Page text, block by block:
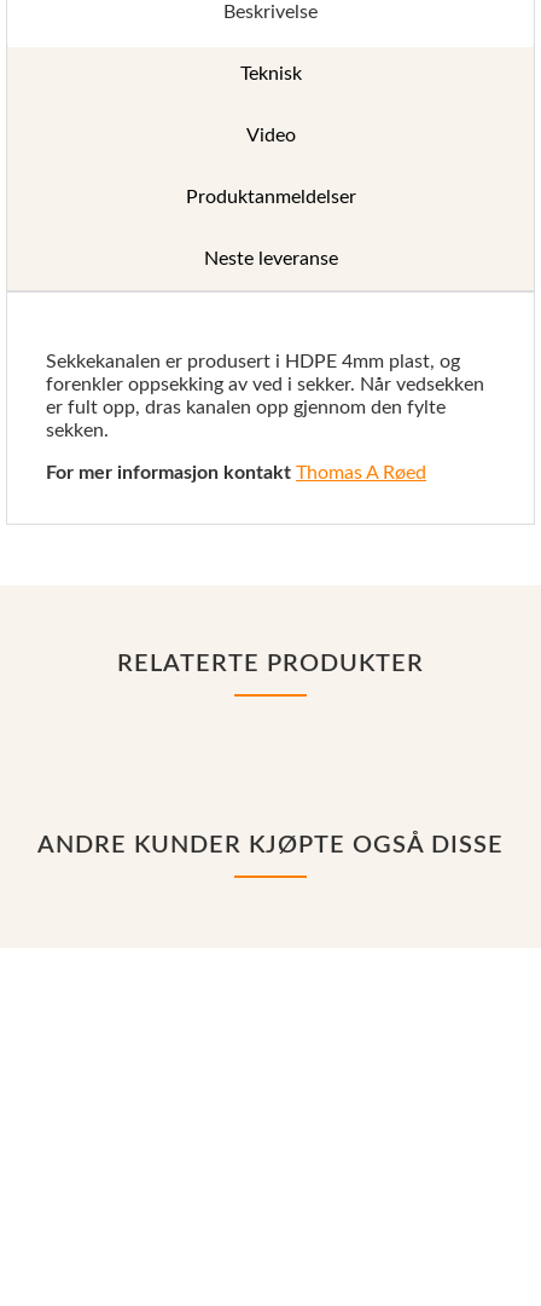
Beskrivelse
Teknisk
Video
Produktanmeldelser
Neste leveranse
Sekkekanalen er produsert i HDPE 4mm plast, og
forenkler oppsekking av ved i sekker. Når vedsekken
er fult opp, dras kanalen opp gjennom den fylte
sekken.
For mer informasjon kontakt Thomas A Røed
RELATERTE PRODUKTER
ANDRE KUNDER KJØPTE OGSÅ DISSE